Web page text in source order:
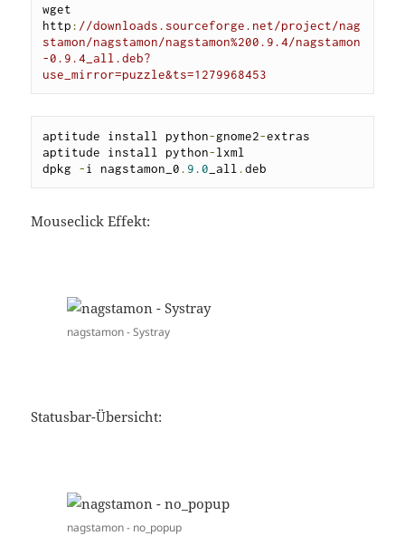
wget
http: //downloads.sourceforge.net/project/nag
stamon/nagstamon/nagstamon%200.9.4/nagstamon
-0.9.4_all.deb?
use_mirror=puzzle&ts=1279968453
aptitude install python-gnome2-extras
aptitude install python-lxml
dpkg -i nagstamon_0 . 9.0 _all .deb
Mouseclick Effekt:
nagstamon - Systray
Statusbar-Übersicht:
nagstamon - no_popup